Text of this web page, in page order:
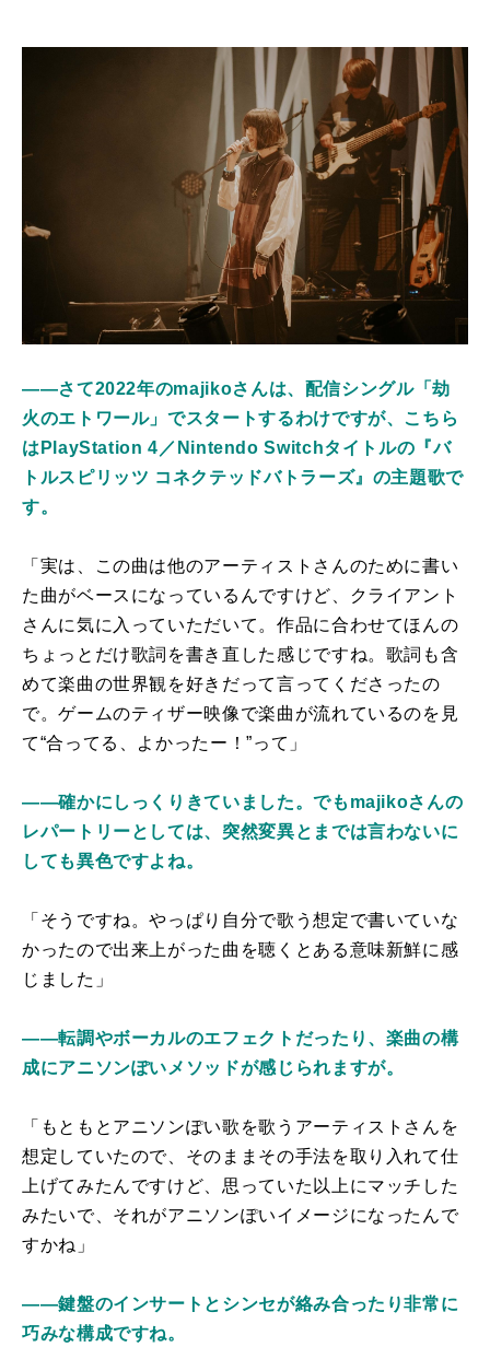
――さて2022年のmajikoさんは、配信シングル「劫
火のエトワール」でスタートするわけですが、こちら
はPlayStation 4／Nintendo Switchタイトルの『バ
トルスピリッツ コネクテッドバトラーズ』の主題歌で
す。
「実は、この曲は他のアーティストさんのために書い
た曲がベースになっているんですけど、クライアント
さんに気に入っていただいて。作品に合わせてほんの
ちょっとだけ歌詞を書き直した感じですね。歌詞も含
めて楽曲の世界観を好きだって言ってくださったの
で。ゲームのティザー映像で楽曲が流れているのを見
て“合ってる、よかったー！”って」
――確かにしっくりきていました。でもmajikoさんの
レパートリーとしては、突然変異とまでは言わないに
しても異色ですよね。
「そうですね。やっぱり自分で歌う想定で書いていな
かったので出来上がった曲を聴くとある意味新鮮に感
じました」
――転調やボーカルのエフェクトだったり、楽曲の構
成にアニソンぽいメソッドが感じられますが。
「もともとアニソンぽい歌を歌うアーティストさんを
想定していたので、そのままその手法を取り入れて仕
上げてみたんですけど、思っていた以上にマッチした
みたいで、それがアニソンぽいイメージになったんで
すかね」
――鍵盤のインサートとシンセが絡み合ったり非常に
巧みな構成ですね。